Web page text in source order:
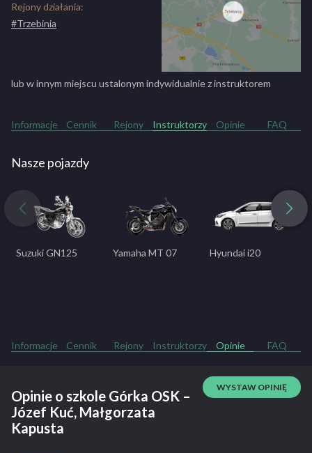
Rejony działania:
#Trzebinia
lub w innym miejscu ustalonym indywidualnie z instruktorem
Informacje Cennik Rejony Instruktorzy Opinie FAQ
Nasze pojazdy
Suzuki GN125 Yamaha MT 07 Hyundai i20
Informacje Cennik Rejony Instruktorzy Opinie FAQ
Opinie o szkole Górka OSK –
Józef Kuć, Małgorzata
Kapusta
WYSTAW OPINIĘ